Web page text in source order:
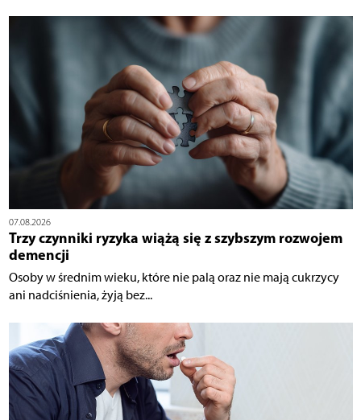
07.08.2026
Trzy czynniki ryzyka wiążą się z szybszym rozwojem
demencji
Osoby w średnim wieku, które nie palą oraz nie mają cukrzycy
ani nadciśnienia, żyją bez...